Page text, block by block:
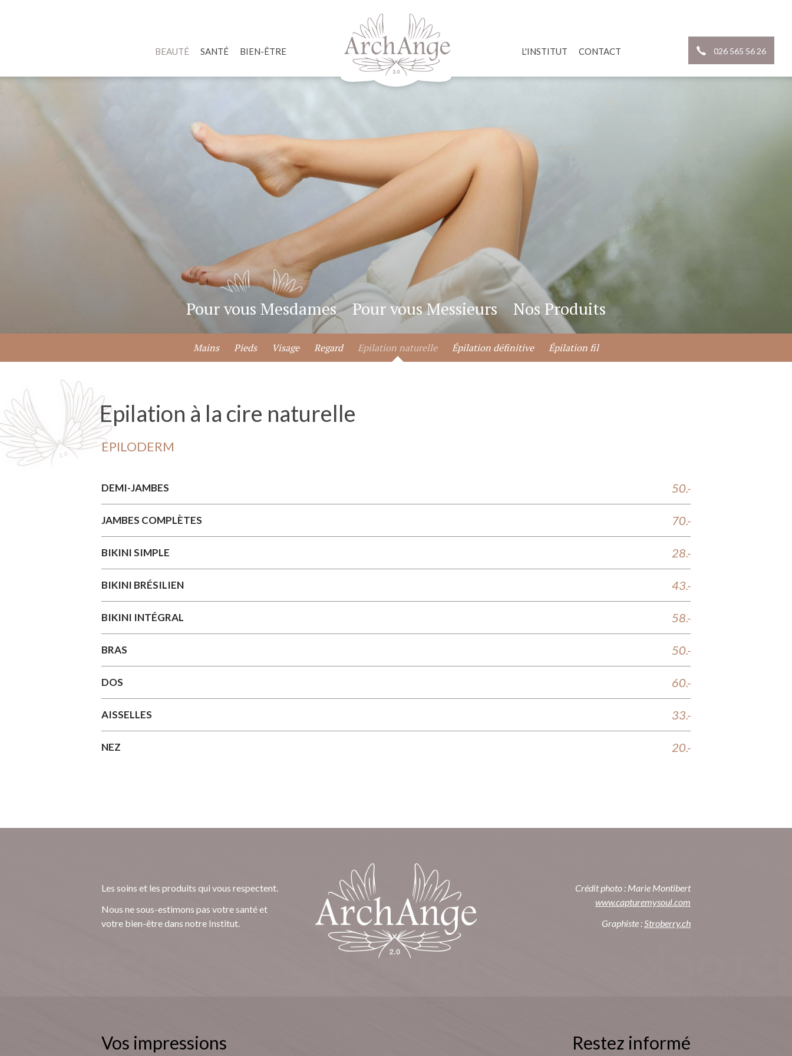
BEAUTÉ SANTÉ BIEN-ÊTRE L'INSTITUT CONTACT 026 565 56 26
Pour vous Mesdames
Mains Pieds Visage Regard Epilation naturelle Épilation définitive Épilation fil
Pour vous Messieurs Nos Produits
Epilation à la cire naturelle
EPILODERM
DEMI-JAMBES 50.-
JAMBES COMPLÈTES 70.-
BIKINI SIMPLE 28.-
BIKINI BRÉSILIEN 43.-
BIKINI INTÉGRAL 58.-
BRAS 50.-
DOS 60.-
AISSELLES 33.-
NEZ 20.-
Les soins et les produits qui vous respectent.
Nous ne sous-estimons pas votre santé et
votre bien-être dans notre Institut.
Crédit photo : Marie Montibert
www.capturemysoul.com
Graphiste :Stroberry.ch
Vos impressions Restez informé